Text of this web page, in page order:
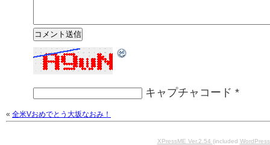
キャプチャコード *
« 全米Vおめでとう大坂なおみ！
XPressME Ver.2.54 (included